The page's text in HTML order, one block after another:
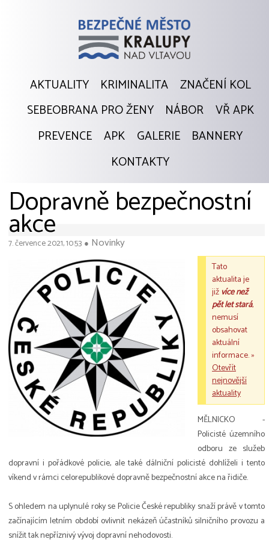
AKTUALITY KRIMINALITA
ZNAČENÍ KOL
SEBEOBRANA PRO ŽENY
NÁBOR
VŘ APK
PREVENCE
APK GALERIE
BANNERY
KONTAKTY
Dopravně bezpečnostní
akce
7. července 2021, 10:53 ● Novinky
Tato
aktualita je
jižvíce než
pět let stará,
nemusí
obsahovat
aktuální
informace. »
Otevřít
nejnovější
aktuality
MĚLNICKO -
Policisté územního
odboru ze služeb
dopravní i pořádkové policie, ale také dálniční policisté dohlíželi i tento
víkend v rámci celorepublikové dopravně bezpečnostní akce na řidiče.
S ohledem na uplynulé roky se Policie České republiky snaží právě v tomto
začínajícím letním období ovlivnit nekázeň účastníků silničního provozu a
snížit tak nepříznivý vývoj dopravní nehodovosti.